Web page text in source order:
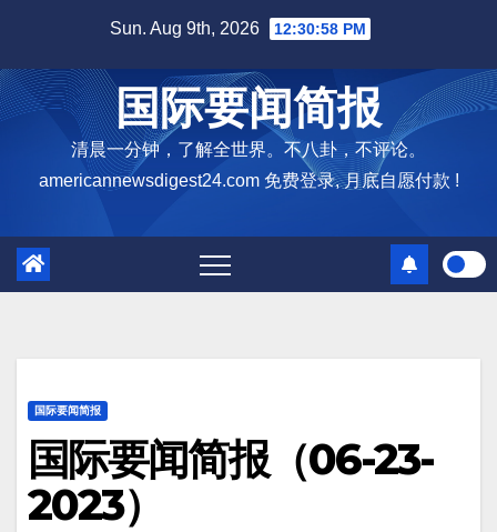
content
Sun. Aug 9th, 2026 12:30:59 PM
国际要闻简报
清晨一分钟，了解全世界。不八卦，不评论。
americannewsdigest24.com 免费登录, 月底自愿付款 !
国际要闻简报
国际要闻简报（06-23-
2023）